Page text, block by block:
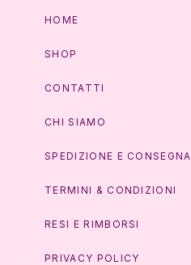
HOME
SHOP
CONTATTI
CHI SIAMO
SPEDIZIONE E CONSEGNA
TERMINI & CONDIZIONI
RESI E RIMBORSI
PRIVACY POLICY